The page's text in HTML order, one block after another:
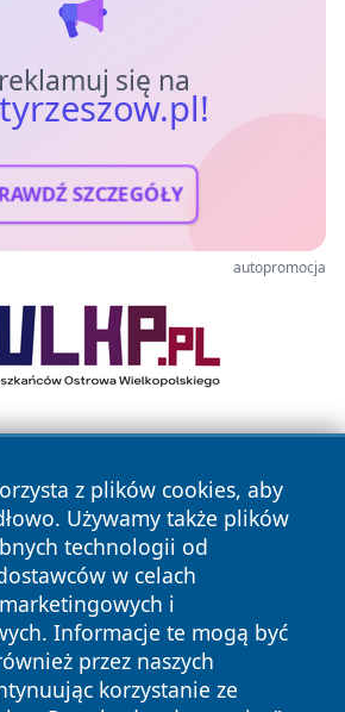
się na
SZCZEGÓŁY
autopromocja
z plików cookies, aby
Używamy także plików
technologii od
w celach
i
Informacje te mogą być
przez naszych
korzystanie ze
Wszystkie prawa
Polityka